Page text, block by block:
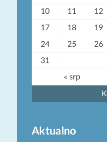
10 11 12
17 18 19
24 25 26
31
« srp
Aktualno